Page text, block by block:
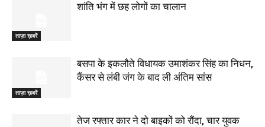
ताज़ा ख़बरें
शांति भंग में छह लोगों का चालान
ताज़ा ख़बरें
बसपा के इकलौते विधायक उमाशंकर सिंह का निधन,
कैंसर से लंबी जंग के बाद ली अंतिम सांस
तेज रफ्तार कार ने दो बाइकों को रौंदा, चार युवक